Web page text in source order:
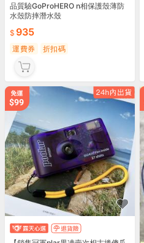
品質驗GoProHERO n相保護殼薄防
水殼防摔潛水殼
935
運費券 折扣碼